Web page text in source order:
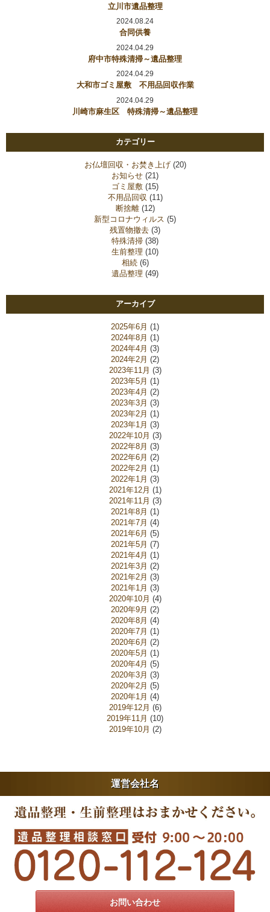
立川市遺品整理
2024.08.24
合同供養
2024.04.29
府中市特殊清掃～遺品整理
2024.04.29
大和市ゴミ屋敷 不用品回収作業
2024.04.29
川崎市麻生区 特殊清掃～遺品整理
カテゴリー
お仏壇回収・お焚き上げ(20)
お知らせ (21)
ゴミ屋敷 (15)
不用品回収 (11)
断捨離(12)
新型コロナウィルス (5)
残置物撤去 (3)
特殊清掃 (38)
生前整理 (10)
相続(6)
遺品整理 (49)
アーカイブ
2025年6月 (1)
2024年8月 (1)
2024年4月 (3)
2024年2月 (2)
2023年11月 (3)
2023年5月 (1)
2023年4月 (2)
2023年3月 (3)
2023年2月 (1)
2023年1月 (3)
2022年10月 (3)
2022年8月 (3)
2022年6月 (2)
2022年2月 (1)
2022年1月 (3)
2021年12月 (1)
2021年11月 (3)
2021年8月 (1)
2021年7月 (4)
2021年6月 (5)
2021年5月 (7)
2021年4月 (1)
2021年3月 (2)
2021年2月 (3)
2021年1月 (3)
2020年10月 (4)
2020年9月 (2)
2020年8月 (4)
2020年7月 (1)
2020年6月 (2)
2020年5月 (1)
2020年4月 (5)
2020年3月 (3)
2020年2月 (5)
2020年1月 (4)
2019年12月 (6)
2019年11月 (10)
2019年10月 (2)
運営会社名
お問い合わせ